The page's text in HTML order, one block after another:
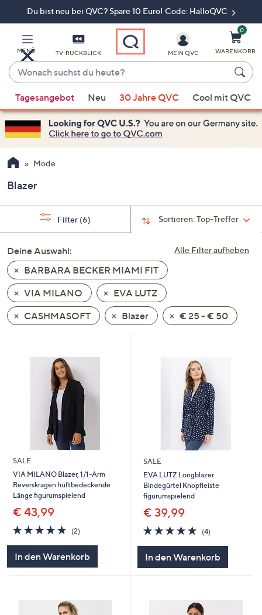
Du bist neu bei QVC? Spare 10 Euro! Code: HalloQVC
MENÜ TV-RÜCKBLICK
Wonach
suchst
du
heute?
Vorschläge
verfügbar
sind,
verwenden
Sie
Pfeiltasten
nach
und
nach
unten
oder
wischen
Sie
auf
anzuzeigen.
MEIN QVC
0
WARENKORB
Tagesangebot Neu 30 Jahre QVC Cool mit QVC
Mode
Blazer
Sortieren:Top-Treffer
Filter (6)
Alle Filter aufheben
Deine Auswahl:
BARBARA BECKER MIAMI FIT
VIA MILANO
EVA LUTZ
CASHMASOFT
Blazer € 25 - € 50
SALE
VIA MILANO Blazer, 1/1-Arm
Reverskragen hüftbedeckende
Länge figurumspielend
€ 43,99
5.0
von
(2)2
In den Warenkorb
SALE
EVA LUTZ Longblazer
Bindegürtel Knopfleiste
figurumspielend
€ 39,99
4.8
von
(4)4
In den Warenkorb